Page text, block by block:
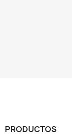
PRODUCTOS